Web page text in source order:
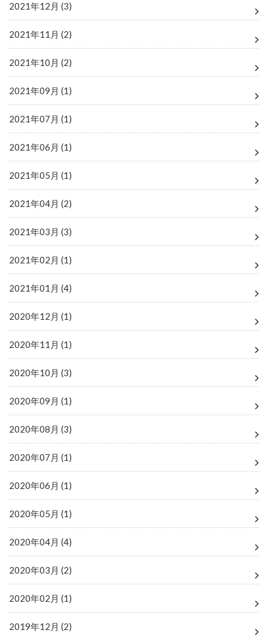
2021年12月 (3)
2021年11月 (2)
2021年10月 (2)
2021年09月 (1)
2021年07月 (1)
2021年06月 (1)
2021年05月 (1)
2021年04月 (2)
2021年03月 (3)
2021年02月 (1)
2021年01月 (4)
2020年12月 (1)
2020年11月 (1)
2020年10月 (3)
2020年09月 (1)
2020年08月 (3)
2020年07月 (1)
2020年06月 (1)
2020年05月 (1)
2020年04月 (4)
2020年03月 (2)
2020年02月 (1)
2019年12月 (2)